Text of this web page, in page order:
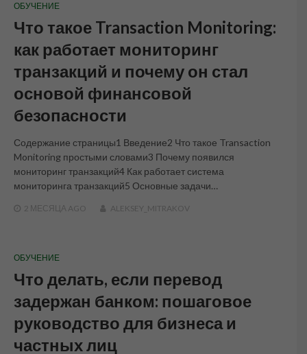
ОБУЧЕНИЕ
Что такое Transaction Monitoring:
как работает мониторинг
транзакций и почему он стал
основой финансовой
безопасности
Содержание страницы1 Введение2 Что такое Transaction
Monitoring простыми словами3 Почему появился
мониторинг транзакций4 Как работает система
мониторинга транзакций5 Основные задачи…
2 МЕСЯЦА AGO ALEKSEY_MITRAKOV
ОБУЧЕНИЕ
Что делать, если перевод
задержан банком: пошаговое
руководство для бизнеса и
частных лиц